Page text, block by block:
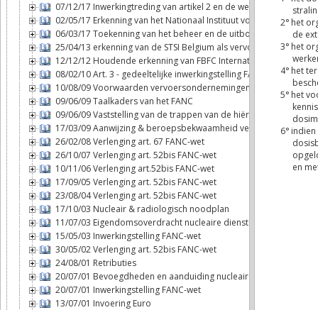
07/12/17 Inwerkingtreding van artikel 2 en de wettelijke
02/05/17 Erkenning van het Nationaal Instituut voor Radio-
06/03/17 Toekenning van het beheer en de uitbouw van een
25/04/13 erkenning van de STSI Belgium als vervoerder van
12/12/12 Houdende erkenning van FBFC International als
08/02/10 Art. 3 - gedeeltelijke inwerkingstelling FANC-wet
10/08/09 Voorwaarden vervoersondernemingen
09/06/09 Taalkaders van het FANC
09/06/09 Vaststelling van de trappen van de hiërarchie
17/03/09 Aanwijzing & beroepsbekwaamheid
26/02/08 Verlenging art. 67 FANC-wet
26/10/07 Verlenging art. 52bis FANC-wet
10/11/06 Verlenging art.52bis FANC-wet
17/09/05 Verlenging art. 52bis FANC-wet
23/08/04 Verlenging art. 52bis FANC-wet
17/10/03 Nucleair & radiologisch noodplan
11/07/03 Eigendomsoverdracht nucleaire diensten - FANC
15/05/03 Inwerkingstelling FANC-wet
30/05/02 Verlenging art. 52bis FANC-wet
24/08/01 Retributies
20/07/01 Bevoegdheden en aanduiding nucleaire inspecteurs
20/07/01 Inwerkingstelling FANC-wet
13/07/01 Invoering Euro